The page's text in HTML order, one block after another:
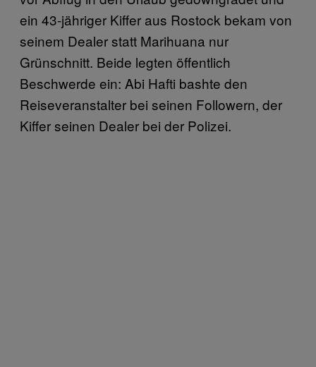
ein 43-jähriger Kiffer aus Rostock bekam von
seinem Dealer statt Marihuana nur
Grünschnitt. Beide legten öffentlich
Beschwerde ein: Abi Hafti bashte den
Reiseveranstalter bei seinen Followern, der
Kiffer seinen Dealer bei der Polizei.